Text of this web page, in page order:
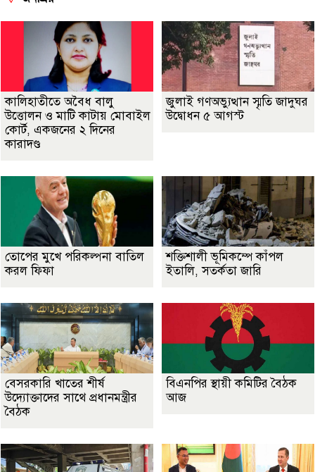
কালিহাতীতে অবৈধ বালু
উত্তোলন ও মাটি কাটায় মোবাইল
কোর্ট, একজনের ২ দিনের
কারাদণ্ড
জুলাই গণঅভ্যুত্থান স্মৃতি জাদুঘর
উদ্বোধন ৫ আগস্ট
তোপের মুখে পরিকল্পনা বাতিল
করল ফিফা
শক্তিশালী ভূমিকম্পে কাঁপল
ইতালি, সতর্কতা জারি
বেসরকারি খাতের শীর্ষ
উদ্যোক্তাদের সাথে প্রধানমন্ত্রীর
বৈঠক
বিএনপির স্থায়ী কমিটির বৈঠক
আজ